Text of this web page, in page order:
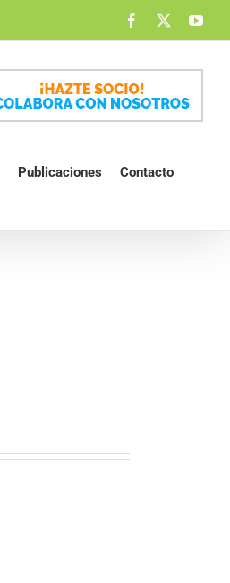
Facebook
Publicaciones Contacto